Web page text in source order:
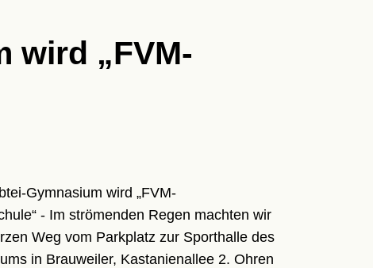
wird „FVM-
Gymnasium wird „FVM-
- Im strömenden Regen machten wir
Weg vom Parkplatz zur Sporthalle des
in Brauweiler, Kastanienallee 2. Ohren